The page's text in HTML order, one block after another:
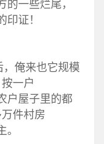
一些烂尾，
证！
俺来也它规模
一户
户屋子里的都
件村房